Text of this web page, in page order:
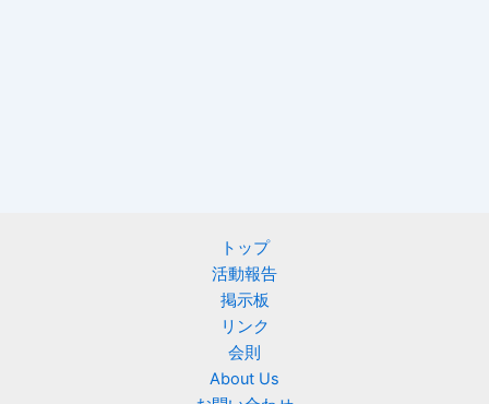
トップ
活動報告
掲示板
リンク
会則
About Us